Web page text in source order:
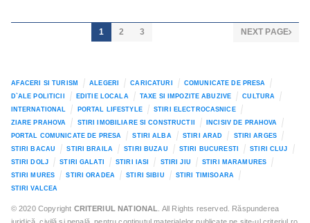
1 2 3 NEXT PAGE
AFACERI SI TURISM ALEGERI CARICATURI
COMUNICATE DE PRESA
D`ALE POLITICII
EDITIE LOCALA TAXE SI IMPOZITE ABUZIVE
CULTURA
INTERNATIONAL
PORTAL LIFESTYLE
STIRI ELECTROCASNICE
ZIARE PRAHOVA
STIRI IMOBILIARE SI CONSTRUCTII
INCISIV DE PRAHOVA
PORTAL COMUNICATE DE PRESA
STIRI ALBA STIRI ARAD
STIRI ARGES
STIRI BACAU
STIRI BRAILA STIRI BUZAU STIRI BUCURESTI
STIRI CLUJ
STIRI DOLJ
STIRI GALATI STIRI IASI STIRI JIU
STIRI MARAMURES
STIRI MURES
STIRI ORADEA STIRI SIBIU
STIRI TIMISOARA
STIRI VALCEA
© 2020 Copyright CRITERIUL NATIONAL . All Rights reserved. Răspunderea